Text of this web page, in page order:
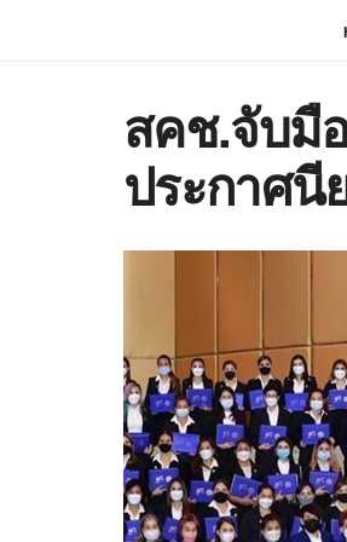
สคช.จับมื
ประกาศนี